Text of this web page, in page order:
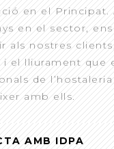
en el Principat.
en el sector,
als nostres
i el lliurament que
de
amb ells.
AMB IDPA